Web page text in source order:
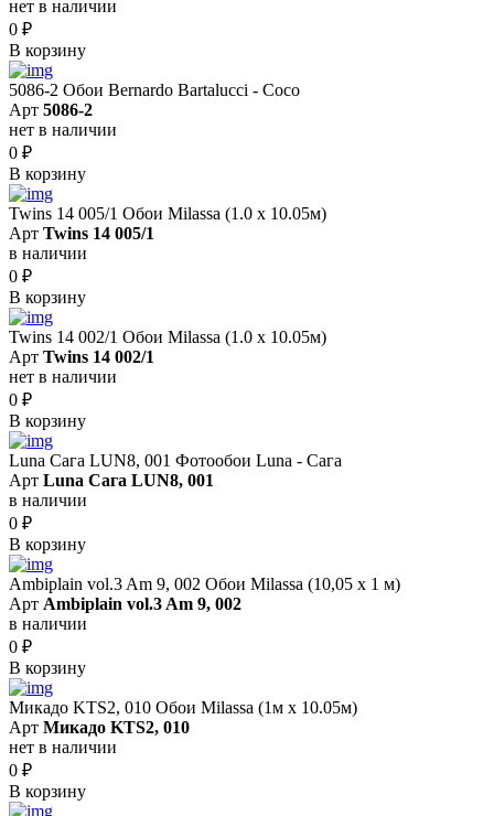
нет в наличии
0 ₽
В корзину
5086-2 Обои Bernardo Bartalucci - Coco
Арт 5086-2
нет в наличии
0 ₽
В корзину
Twins 14 005/1 Обои Milassa (1.0 х 10.05м)
Арт Twins 14 005/1
в наличии
0 ₽
В корзину
Twins 14 002/1 Обои Milassa (1.0 х 10.05м)
Арт Twins 14 002/1
нет в наличии
0 ₽
В корзину
Luna Сага LUN8, 001 Фотообои Luna - Сага
Арт Luna Сага LUN8, 001
в наличии
0 ₽
В корзину
Ambiplain vol.3 Am 9, 002 Обои Milassa (10,05 х 1 м)
Арт Ambiplain vol.3 Am 9, 002
в наличии
0 ₽
В корзину
Микадо KTS2, 010 Обои Milassa (1м х 10.05м)
Арт Микадо KTS2, 010
нет в наличии
0 ₽
В корзину